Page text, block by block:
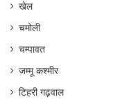
खेल
चमोली
चम्पावत
जम्मू कश्मीर
टिहरी गढ़वाल